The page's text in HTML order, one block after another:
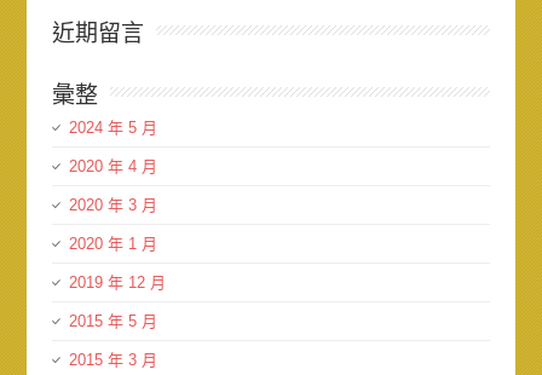
近期留言
彙整
2024 年 5 月
2020 年 4 月
2020 年 3 月
2020 年 1 月
2019 年 12 月
2015 年 5 月
2015 年 3 月